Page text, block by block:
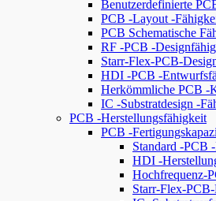
Benutzerdefinierte
PCB -Layout -
PCB Schematische
RF -PCB -
Starr-Flex-PCB-
HDI -PCB -
Herkömmliche PCB -
IC -Substratdesign -
PCB -Herstellungsfähigkeit
PCB -
Standard -PCB
HDI -
Hochfrequenz-
Starr-Flex-